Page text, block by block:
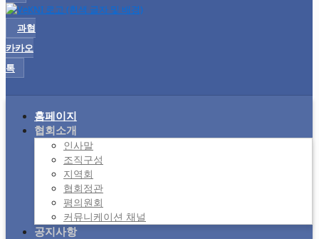
과협
카카오
톡
홈페이지
협회소개
인사말
조직구성
지역회
협회정관
평의원회
커뮤니케이션 채널
공지사항